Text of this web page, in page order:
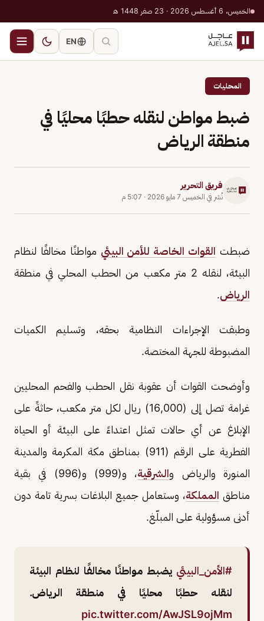
الخميس، 6 أغسطس 2026 · 23 صفر 1448 هـ
EN
المحليات
ضبط مواطن لنقله حطبًا محليًا في
منطقة الرياض
فريق التحرير
نُشر في الخميس 7 مايو 2026 · 5:07 م
ضبطت القوات الخاصة للأمن البيئي مواطنًا مخالفًا لنظام
البيئة، لنقله 2 متر مكعب من الحطب المحلي في منطقة
الرياض.
وطبقت الإجراءات النظامية بحقه، وتسليم الكميات
المضبوطة للجهة المختصة.
وأوضحت القوات أن عقوبة نقل الحطب والفحم المحليين
غرامة تصل إلى (16,000) ريال لكل متر مكعب، حاثةً على
الإبلاغ عن أي حالات تمثل اعتداءً على البيئة أو الحياة
الفطرية على الرقم (911) بمناطق مكة المكرمة والمدينة
المنورة والرياض والشرقية
، و(999) و(996) في بقية
مناطق المملكة، وستعامل جميع البلاغات بسرية تامة دون
أدنى مسؤولية على المبلّغ.
#الأمن_البيئي يضبط مواطنًا مخالفًا لنظام البيئة
لنقله حطبًا محليًا في منطقة الرياض.
pic.twitter.com/AwJSL9ojMm